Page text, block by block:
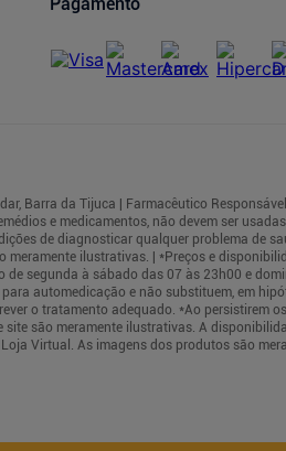
Barra da Tijuca | Farmacêutico
e medicamentos, não devem ser
de diagnosticar qualquer problema de
ilustrativas. | *Preços e
segunda à sábado das 07 às 23h00 e
automedicação e não substituem, em
o tratamento adequado. *Ao persistirem
são meramente ilustrativas. A
Virtual. As imagens dos produtos são